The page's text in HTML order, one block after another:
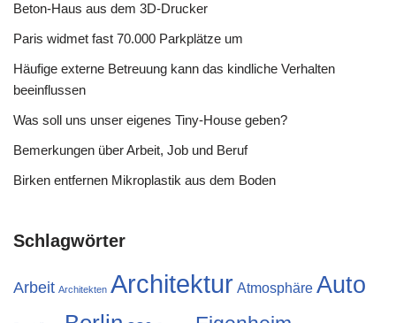
Beton-Haus aus dem 3D-Drucker
Paris widmet fast 70.000 Parkplätze um
Häufige externe Betreuung kann das kindliche Verhalten
beeinflussen
Was soll uns unser eigenes Tiny-House geben?
Bemerkungen über Arbeit, Job und Beruf
Birken entfernen Mikroplastik aus dem Boden
Schlagwörter
Arbeit Architekten Architektur Atmosphäre Auto